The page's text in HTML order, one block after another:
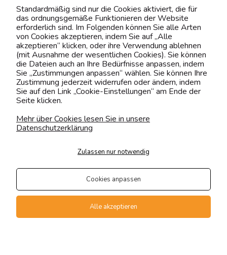
Kontaktiere uns!
0151 12200811
shop@yourhouse24.eu
Mo. - Fr. 07:00-15:00
Transportarten
Der Versand erfolgt per
private Spedition
Geprüfte Präsenz
Zahlungsmethoden
Standardmäßig sind nur die Cookies aktiviert, die für
das ordnungsgemäße Funktionieren der Website
erforderlich sind. Im Folgenden können Sie alle Arten
von Cookies akzeptieren, indem Sie auf „Alle
akzeptieren“ klicken, oder ihre Verwendung ablehnen
(mit Ausnahme der wesentlichen Cookies). Sie können
die Dateien auch an Ihre Bedürfnisse anpassen, indem
Sie „Zustimmungen anpassen“ wählen. Sie können Ihre
Zustimmung jederzeit widerrufen oder ändern, indem
Sie auf den Link „Cookie-Einstellungen“ am Ende der
Seite klicken.
Mehr über Cookies lesen Sie in unsere
Datenschutzerklärung
Zulassen nur notwendig
Cookies anpassen
Alle akzeptieren